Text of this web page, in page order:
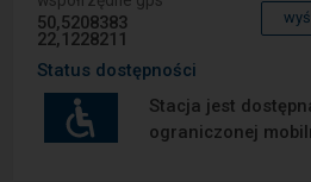
50,5208383
22,1228211
Status dostępności
Stacja jest
ograniczonej